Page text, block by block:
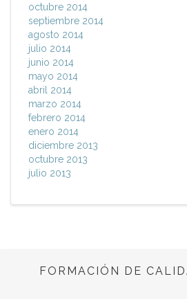
octubre 2014
septiembre 2014
agosto 2014
julio 2014
junio 2014
mayo 2014
abril 2014
marzo 2014
febrero 2014
enero 2014
diciembre 2013
octubre 2013
julio 2013
FORMACIÓN DE